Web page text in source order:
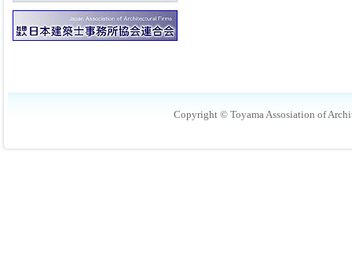
Copyright © Toyama Assosiation of